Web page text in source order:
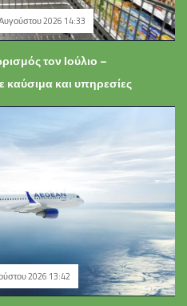
2026 14:33
τον Ιούλιο –
καύσιμα και υπηρεσίες
2026 13:42